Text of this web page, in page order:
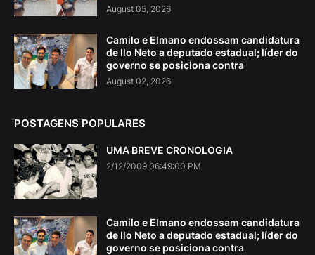
August 05, 2026
Camilo e Elmano endossam candidatura
de Ilo Neto a deputado estadual; líder do
governo se posiciona contra
August 02, 2026
POSTAGENS POPULARES
UMA BREVE CRONOLOGIA
2/12/2009 06:49:00 PM
Camilo e Elmano endossam candidatura
de Ilo Neto a deputado estadual; líder do
governo se posiciona contra